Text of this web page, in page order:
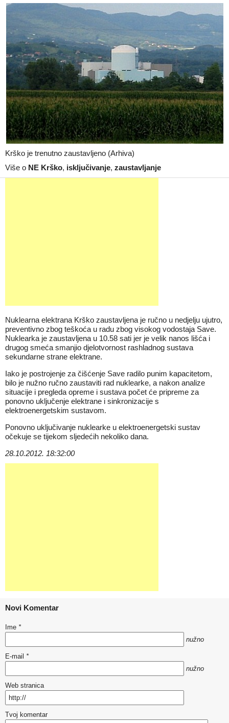
Krško je trenutno zaustavljeno (Arhiva)
Više o NE Krško, isključivanje, zaustavljanje
Nuklearna elektrana Krško zaustavljena je ručno u nedjelju ujutro,
preventivno zbog teškoća u radu zbog visokog vodostaja Save.
Nuklearka je zaustavljena u 10.58 sati jer je velik nanos lišća i
drugog smeća smanjio djelotvornost rashladnog sustava
sekundarne strane elektrane.
Iako je postrojenje za čišćenje Save radilo punim kapacitetom,
bilo je nužno ručno zaustaviti rad nuklearke, a nakon analize
situacije i pregleda opreme i sustava počet će pripreme za
ponovno uključenje elektrane i sinkronizacije s
elektroenergetskim sustavom.
Ponovno uključivanje nuklearke u elektroenergetski sustav
očekuje se tijekom sljedećih nekoliko dana.
28.10.2012. 18:32:00
Novi Komentar
Ime *
nužno
E-mail *
nužno
Web stranica
Tvoj komentar